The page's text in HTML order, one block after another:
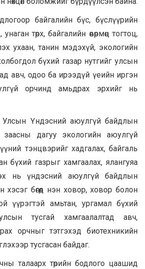
байгалийн бүс, бүслүүрийн
төрх, байгалийн өвөрмөц тогтоц,
ухаан, танин мэдэхүй, экологийн
бүхий газар нутгийг улсын
авч, одоо ба ирээдүй үеийн иргэн
орчинд амьдрах эрхийг нь
Улсын Үндэсний аюулгүй байдлын
заасны дагуу экологийн аюулгүй
тэнцвэрийг хадгалах, байгаль
бүхий газрыг хамгаалах, ялангуяа
нь үндэсний аюулгүй байдлын
хэсэг бөгөөд нэн ховор, ховор болон
үүрэгтэй амьтан, ургамал бүхий
тусгай хамгаалалтад авч,
орчныг тэтгэхэд биотехникийн
тусгасан байдаг.
талаарх төрийн бодлого цаашид